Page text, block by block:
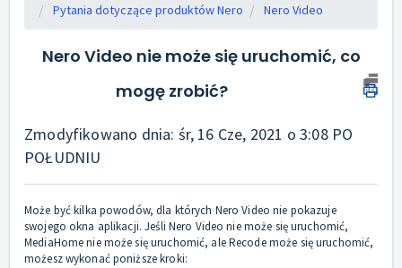
Pytania dotyczące produktów Nero
Nero Video
Nero Video nie może się uruchomić, co
mogę zrobić?
Zmodyfikowano dnia: śr, 16 Cze, 2021 o 3:08 PO
POŁUDNIU
Może być kilka powodów, dla których Nero Video nie pokazuje
swojego okna aplikacji. Jeśli Nero Video nie może się uruchomić,
MediaHome nie może się uruchomić, ale Recode może się uruchomić,
możesz wykonać poniższe kroki: